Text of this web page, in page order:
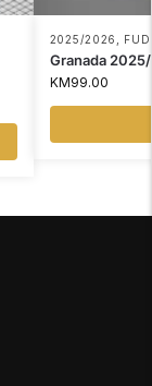
2025/2026
Granada
KM99.00